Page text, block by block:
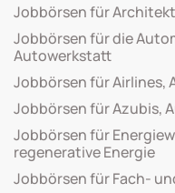
Jobbörsen für
Jobbörsen für die
Autowerkstatt
Jobbörsen für Airlines,
Jobbörsen für Azubis,
Jobbörsen für
regenerative Energie
Jobbörsen für Fach-